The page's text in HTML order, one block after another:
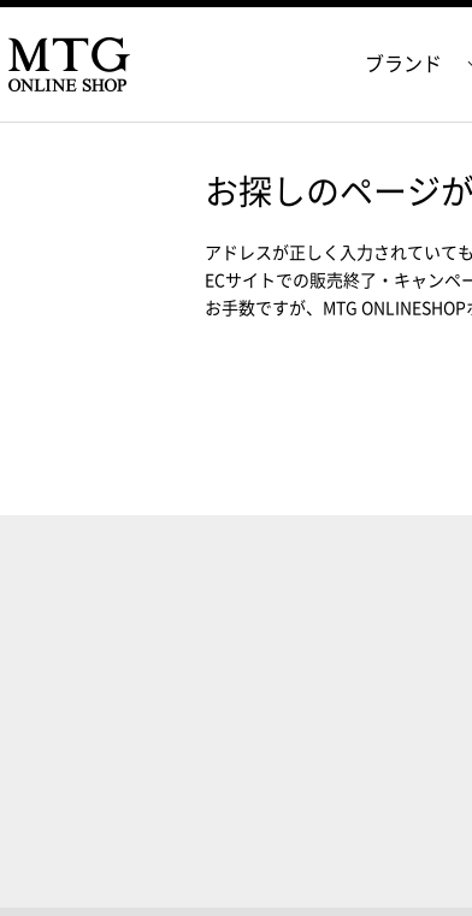
ブランド
お探しのページ
アドレスが正しく入力されていて
ECサイトでの販売終了・キャンペ
お手数ですが、MTG